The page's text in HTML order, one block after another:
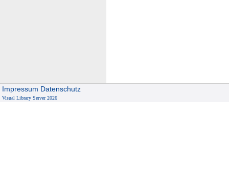
Impressum Datenschutz
Visual Library Server 2026